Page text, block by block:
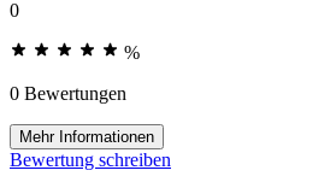
0
%
0 Bewertungen
Mehr Informationen
Bewertung schreiben